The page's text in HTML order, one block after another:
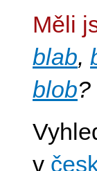
Měli
blab,
blob?
v